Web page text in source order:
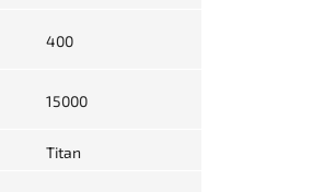
400
15000
Titan